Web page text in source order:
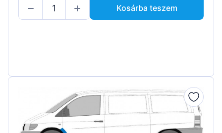
Kosárba teszem